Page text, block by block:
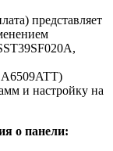
представляет
и настройку на
о панели: